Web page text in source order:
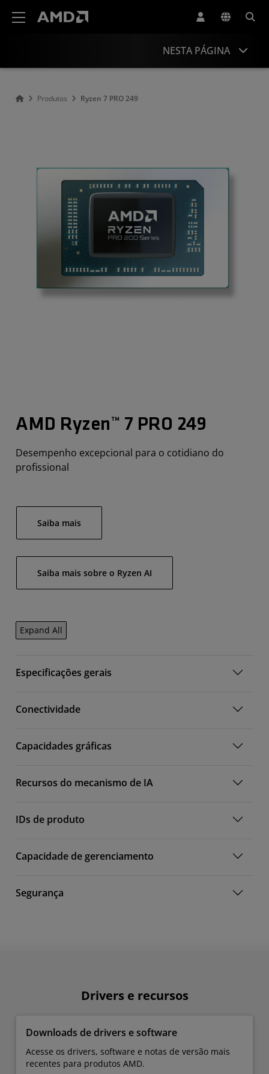
NESTA PÁGINA
Produtos Ryzen 7 PRO 249
AMD Ryzen™ 7 PRO 249
Desempenho excepcional para o cotidiano do
profissional
Saiba mais
Saiba mais sobre o Ryzen AI
Expand All
Especificações gerais
Conectividade
Capacidades gráficas
Recursos do mecanismo de IA
IDs de produto
Capacidade de gerenciamento
Segurança
Drivers e recursos
Downloads de drivers e software
Acesse os drivers, software e notas de versão mais
recentes para produtos AMD.